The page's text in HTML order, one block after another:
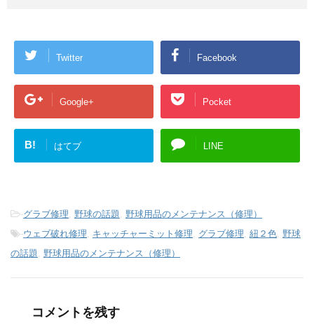
Twitter Facebook
Google+ Pocket
B! はてブ LINE
-グラブ修理, 野球の話題, 野球用品のメンテナンス（修理）
-ウェブ破れ修理, キャッチャーミット修理, グラブ修理, 紐２色, 野球
の話題, 野球用品のメンテナンス（修理）
コメントを残す